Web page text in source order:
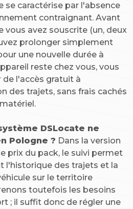
se caractérise par l'absence
contraignant. Avant
vous avez souscrite (un, deux
prolonger simplement
une nouvelle durée à
reste chez vous, vous
l'accès gratuit à
des trajets, sans frais cachés
DSLocate ne
Pologne ? Dans la version
prix du pack, le suivi permet
l'historique des trajets et la
sur le territoire
toutefois les besoins
; il suffit donc de régler une